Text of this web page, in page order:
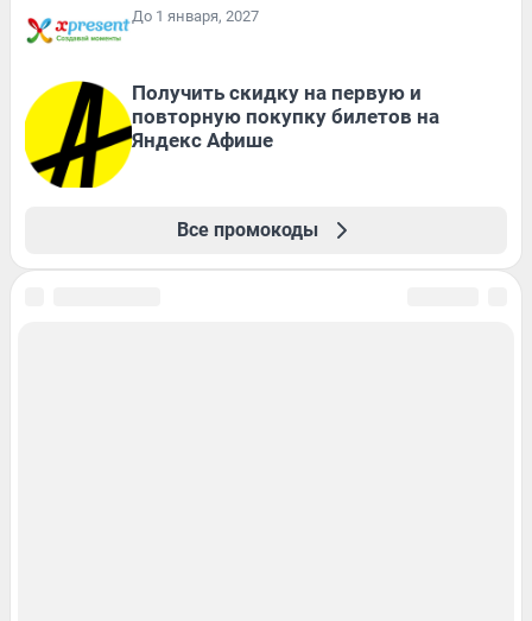
До 1 января, 2027
Получить скидку на первую и
повторную покупку билетов на
Яндекс Афише
Все промокоды